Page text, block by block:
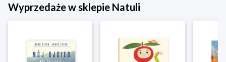
Wyprzedaże w sklepie Natuli